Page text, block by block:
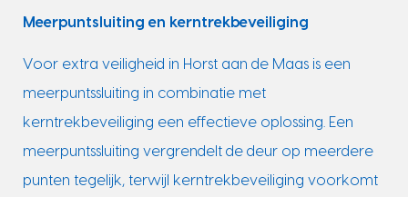
Meerpuntsluiting en kerntrekbeveiliging
Voor extra veiligheid in Horst aan de Maas is een
meerpuntssluiting in combinatie met
kerntrekbeveiliging een effectieve oplossing. Een
meerpuntssluiting vergrendelt de deur op meerdere
punten tegelijk, terwijl kerntrekbeveiliging voorkomt